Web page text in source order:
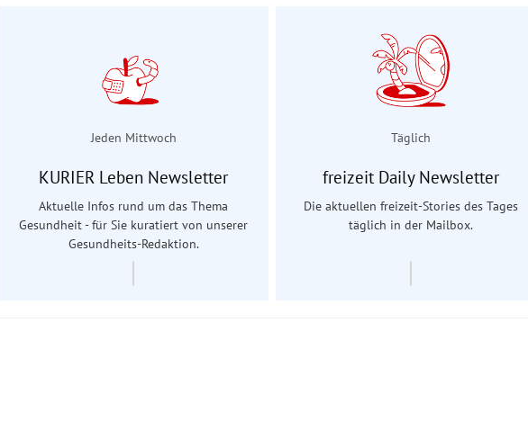
Jeden Mittwoch
KURIER Leben Newsletter
Aktuelle Infos rund um das Thema
Gesundheit - für Sie kuratiert von unserer
Gesundheits-Redaktion.
Täglich
freizeit Daily Newsletter
Die aktuellen freizeit-Stories des Tages
täglich in der Mailbox.